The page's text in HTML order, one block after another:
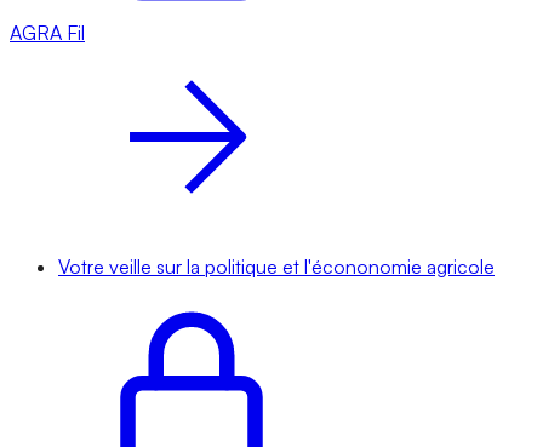
AGRA Fil
Votre veille sur la politique et l'écononomie agricole